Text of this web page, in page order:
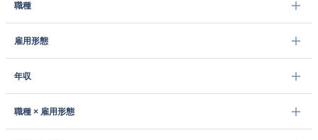
職種
雇用形態
年収
職種 × 雇用形態